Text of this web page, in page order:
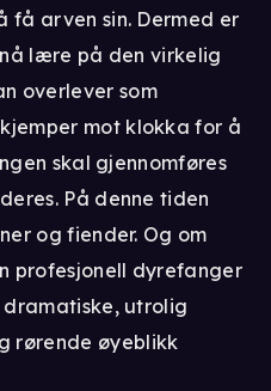
få arven sin. Dermed er
lære på den virkelig
overlever som
mot klokka for å
skal gjennomføres
På denne tiden
og fiender. Og om
profesjonell dyrefanger
utrolig
rørende øyeblikk